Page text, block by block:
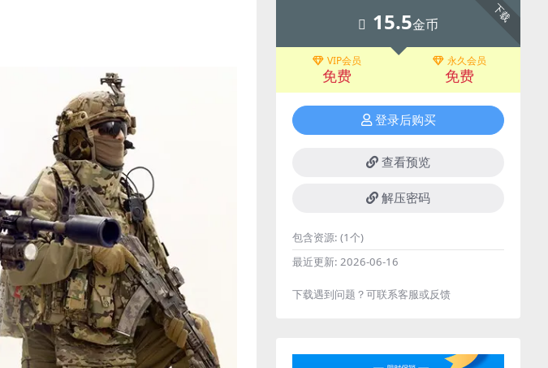
下载
15.5金币
VIP会员
免费
永久会员
免费
登录后购买
查看预览
解压密码
包含资源: (1个)
最近更新: 2026-06-16
下载遇到问题？可联系客服或反馈